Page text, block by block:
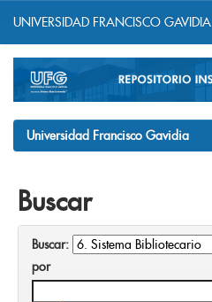
navigation
UNIVERSIDAD FRANCISCO GAVIDIA
Universidad Francisco Gavidia
Buscar
Buscar:
por